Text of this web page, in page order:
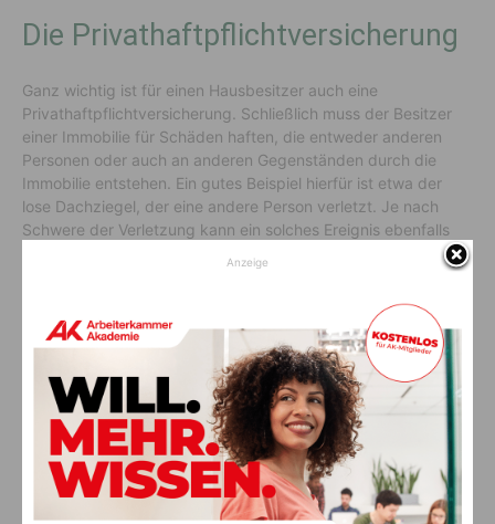
Die Privathaftpflichtversicherung
Ganz wichtig ist für einen Hausbesitzer auch eine
Privathaftpflichtversicherung. Schließlich muss der Besitzer
einer Immobilie für Schäden haften, die entweder anderen
Personen oder auch an anderen Gegenständen durch die
Immobilie entstehen. Ein gutes Beispiel hierfür ist etwa der
lose Dachziegel, der eine andere Person verletzt. Je nach
Schwere der Verletzung kann ein solches Ereignis ebenfalls
Die Hausratversicherung
Eine Hausratversicherung macht generell nicht nur für Mieter
Sinn. Denn genauso kann durch ein versicherbares Ereignis
natürlich der Hausrat eines Immobilienbesitzers in
Mitleidenschaft gezogen werden. In einem solchen Fall springt
die Wohngebäudeversicherung nicht für Schäden am Inventar
ein. Schließlich geht es bei der Wohngebäudeversicherung um
Anzeige